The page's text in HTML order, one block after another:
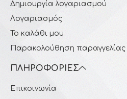
Δημιουργία λογαριασμού
Λογαριασμός
Το καλάθι μου
Παρακολούθηση παραγγελίας
ΠΛΗΡΟΦΟΡΊΕΣ
Επικοινωνία